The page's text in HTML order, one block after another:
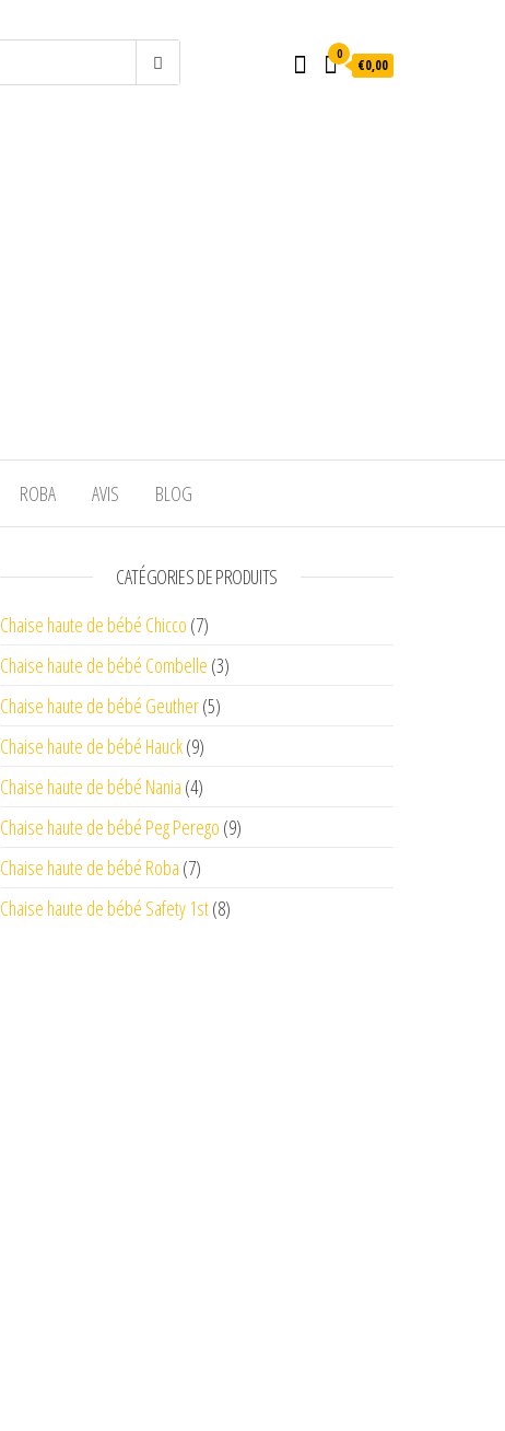
0
€0,00
ROBA AVIS BLOG
CATÉGORIES DE PRODUITS
Chaise haute de bébé Chicco (7)
Chaise haute de bébé Combelle (3)
Chaise haute de bébé Geuther(5)
Chaise haute de bébé Hauck(9)
Chaise haute de bébé Nania (4)
Chaise haute de bébé Peg Perego (9)
Chaise haute de bébé Roba (7)
Chaise haute de bébé Safety 1st(8)